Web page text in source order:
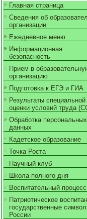
Главная страница
Сведения об
организации
Ежедневное меню
Информационная
безопасность
Прием в
организацию
Подготовка к ЕГЭ и ГИА
Результаты специальной
оценки условий труда
Обработка персональных
данных
Кадетское образование
Точка Роста
Научный клуб
Школа полного дня
Воспитательный процесс
Патриотическое
государственные
России